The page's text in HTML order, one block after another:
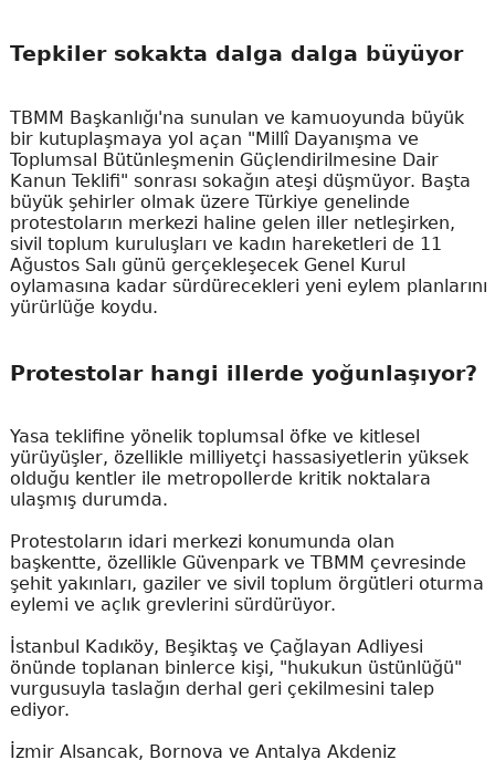
Tepkiler sokakta dalga dalga büyüyor
TBMM Başkanlığı'na sunulan ve kamuoyunda büyük
bir kutuplaşmaya yol açan "Millî Dayanışma ve
Toplumsal Bütünleşmenin Güçlendirilmesine Dair
Kanun Teklifi" sonrası sokağın ateşi düşmüyor. Başta
büyük şehirler olmak üzere Türkiye genelinde
protestoların merkezi haline gelen iller netleşirken,
sivil toplum kuruluşları ve kadın hareketleri de 11
Ağustos Salı günü gerçekleşecek Genel Kurul
oylamasına kadar sürdürecekleri yeni eylem planlarını
yürürlüğe koydu.
Protestolar hangi illerde yoğunlaşıyor?
Yasa teklifine yönelik toplumsal öfke ve kitlesel
yürüyüşler, özellikle milliyetçi hassasiyetlerin yüksek
olduğu kentler ile metropollerde kritik noktalara
ulaşmış durumda.
Protestoların idari merkezi konumunda olan
başkentte, özellikle Güvenpark ve TBMM çevresinde
şehit yakınları, gaziler ve sivil toplum örgütleri oturma
eylemi ve açlık grevlerini sürdürüyor.
İstanbul Kadıköy, Beşiktaş ve Çağlayan Adliyesi
önünde toplanan binlerce kişi, "hukukun üstünlüğü"
vurgusuyla taslağın derhal geri çekilmesini talep
ediyor.
İzmir Alsancak, Bornova ve Antalya Akdeniz